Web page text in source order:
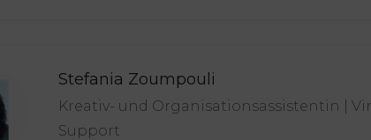
Stefania Zoumpouli
Kreativ- und Organisationsassistentin |
Support